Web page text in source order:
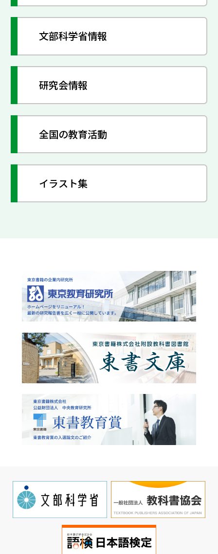
文部科学省情報
研究会情報
全国の教育活動
イラスト集